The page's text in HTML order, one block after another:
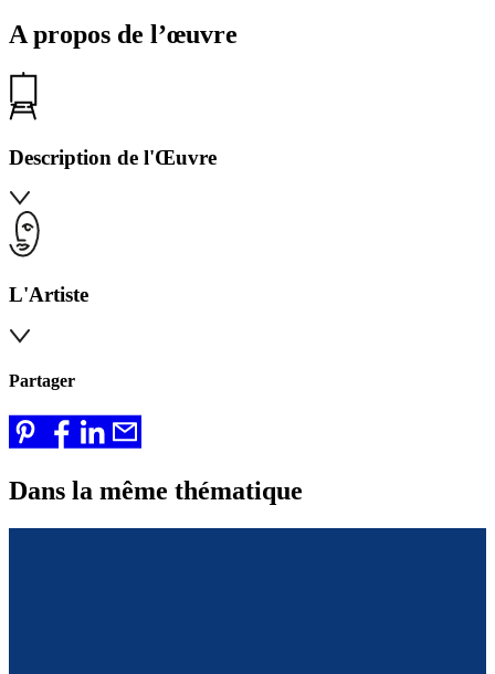
A propos de l’œuvre
Description de l'Œuvre
L'Artiste
Partager
Dans la même thématique